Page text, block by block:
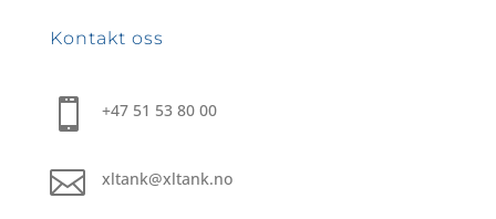
Kontakt oss
 +47 51 53 80 00
 xltank@xltank.no